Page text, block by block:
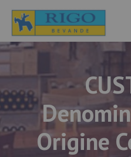
Origine